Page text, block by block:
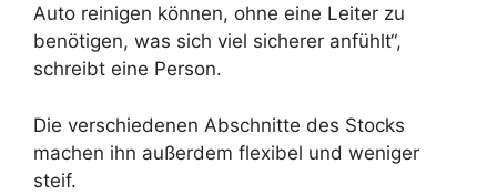
Auto reinigen können, ohne eine Leiter zu
benötigen, was sich viel sicherer anfühlt“,
schreibt eine Person.
Die verschiedenen Abschnitte des Stocks
machen ihn außerdem flexibel und weniger
steif.